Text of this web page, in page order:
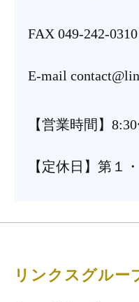
FAX 049-242-0310
E-mail
【営業時間】
【定休日】第１
リンクスグルー